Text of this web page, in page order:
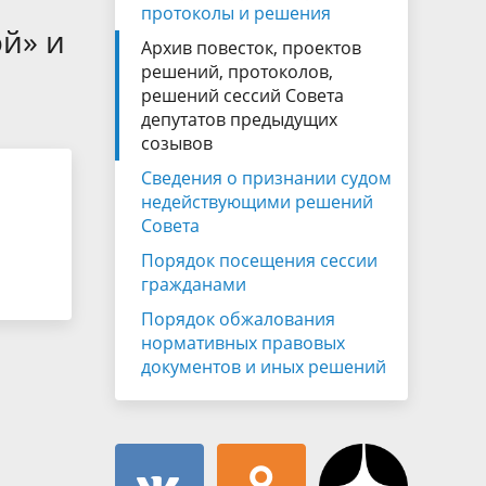
Муниципальная служба
Объявления
имущественного характера
Информационные материалы
и
протоколы и решения
Архив повесток, проектов
решений, протоколов,
решений сессий Совета
депутатов предыдущих
созывов
Сведения о признании судом
недействующими решений
Совета
Порядок посещения сессии
гражданами
Порядок обжалования
нормативных правовых
документов и иных решений